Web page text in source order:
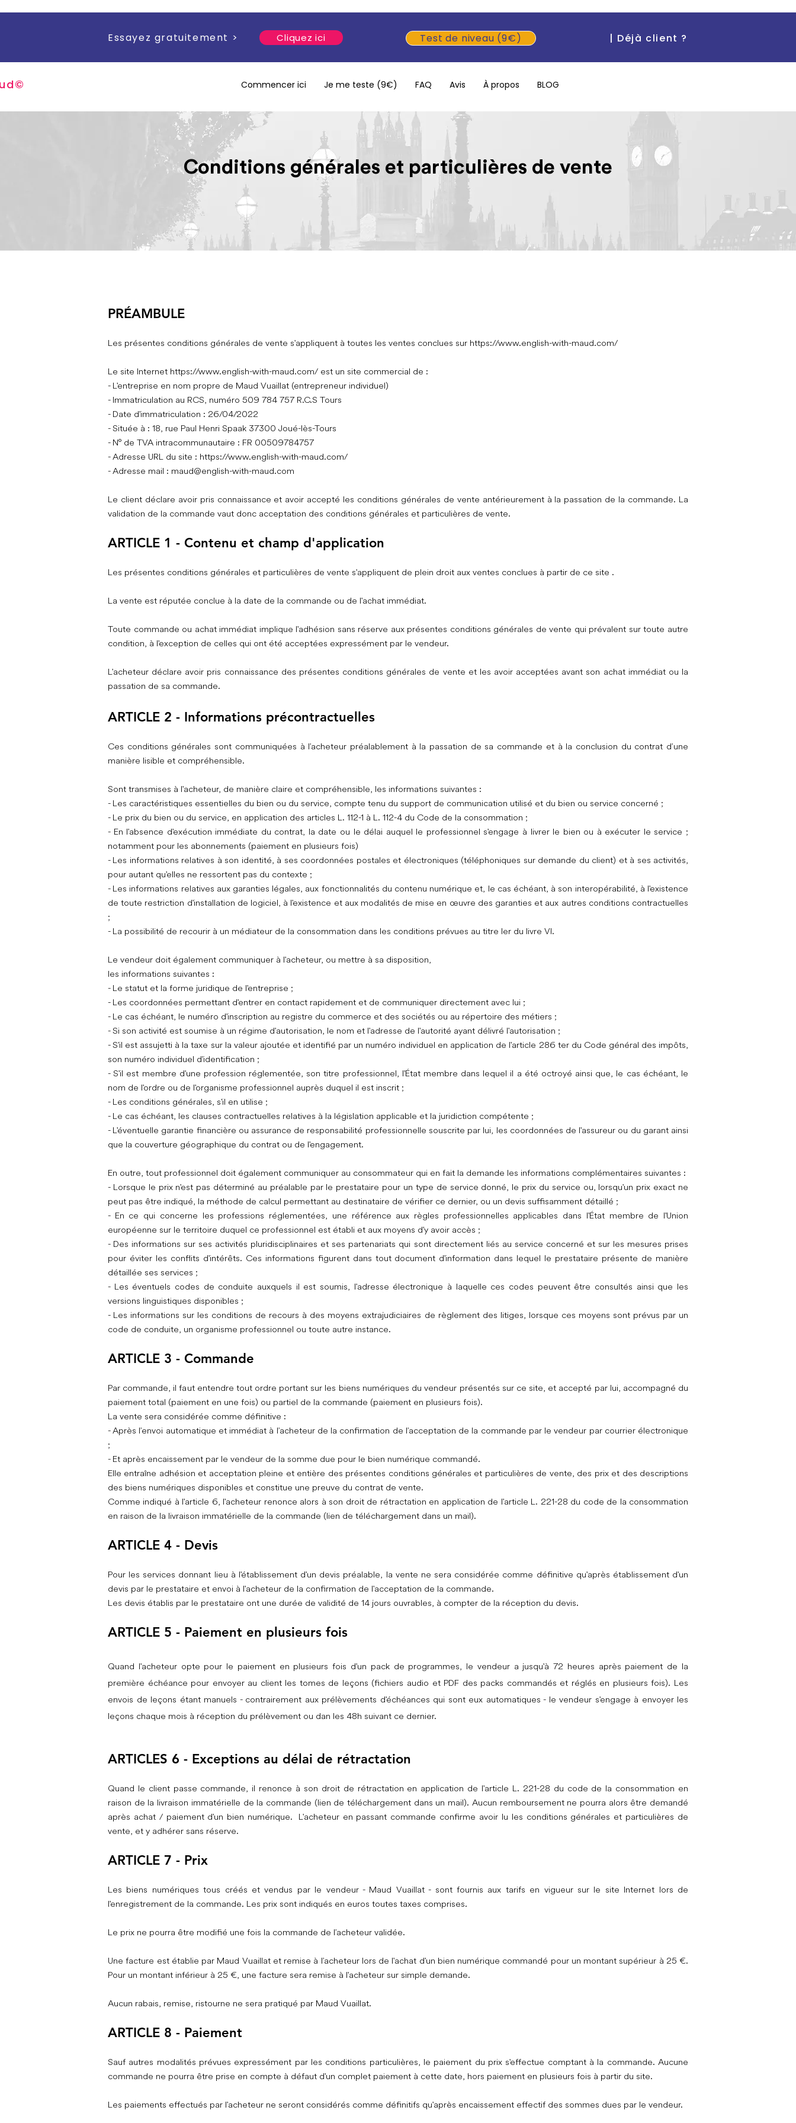
Essayez gratuitement > Cliquez ici Test de niveau (9€) | Déjà client ?
d© Commencer ici Je me teste (9€) FAQ Avis À propos BLOG
Conditions générales et particulières de vente
PRÉAMBULE
Les présentes conditions générales de vente s'appliquent à toutes les ventes conclues sur https://www.english-with-maud.com/
Le site Internet https://www.english-with-maud.com/ est un site commercial de :
- L'entreprise en nom propre de Maud Vuaillat (entrepreneur individuel)
- Immatriculation au RCS, numéro 509 784 757 R.C.S Tours
- Date d'immatriculation : 26/04/2022
- Située à : 18, rue Paul Henri Spaak 37300 Joué-lès-Tours
- N° de TVA intracommunautaire : FR 00509784757
- Adresse URL du site : https://www.english-with-maud.com/
- Adresse mail : maud@english-with-maud.com
Le client déclare avoir pris connaissance et avoir accepté les conditions générales de vente antérieurement à la passation de la commande. La
validation de la commande vaut donc acceptation des conditions générales et particulières de vente.
ARTICLE 1 - Contenu et champ d'application
Les présentes conditions générales et particulières de vente s'appliquent de plein droit aux ventes conclues à partir de ce site .
La vente est réputée conclue à la date de la commande ou de l'achat immédiat.
Toute commande ou achat immédiat implique l'adhésion sans réserve aux présentes conditions générales de vente qui prévalent sur toute autre
condition, à l'exception de celles qui ont été acceptées expressément par le vendeur.
L'acheteur déclare avoir pris connaissance des présentes conditions générales de vente et les avoir acceptées avant son achat immédiat ou la
passation de sa commande.
ARTICLE 2 - Informations précontractuelles
Ces conditions générales sont communiquées à l’acheteur préalablement à la passation de sa commande et à la conclusion du contrat d’une
manière lisible et compréhensible.
Sont transmises à l'acheteur, de manière claire et compréhensible, les informations suivantes :
- Les caractéristiques essentielles du bien ou du service, compte tenu du support de communication utilisé et du bien ou service concerné ;
- Le prix du bien ou du service, en application des articles L. 112-1 à L. 112-4 du Code de la consommation ;
- En l'absence d'exécution immédiate du contrat, la date ou le délai auquel le professionnel s'engage à livrer le bien ou à exécuter le service ;
notamment pour les abonnements (paiement en plusieurs fois)
- Les informations relatives à son identité, à ses coordonnées postales et électroniques (téléphoniques sur demande du client) et à ses activités,
pour autant qu'elles ne ressortent pas du contexte ;
- Les informations relatives aux garanties légales, aux fonctionnalités du contenu numérique et, le cas échéant, à son interopérabilité, à l'existence
de toute restriction d'installation de logiciel, à l'existence et aux modalités de mise en œuvre des garanties et aux autres conditions contractuelles
;
- La possibilité de recourir à un médiateur de la consommation dans les conditions prévues au titre Ier du livre VI.
Le vendeur doit également communiquer à l'acheteur, ou mettre à sa disposition,
les informations suivantes :
- Le statut et la forme juridique de l'entreprise ;
- Les coordonnées permettant d'entrer en contact rapidement et de communiquer directement avec lui ;
- Le cas échéant, le numéro d'inscription au registre du commerce et des sociétés ou au répertoire des métiers ;
- Si son activité est soumise à un régime d'autorisation, le nom et l'adresse de l'autorité ayant délivré l'autorisation ;
- S'il est assujetti à la taxe sur la valeur ajoutée et identifié par un numéro individuel en application de l'article 286 ter du Code général des impôts,
son numéro individuel d'identification ;
- S'il est membre d'une profession réglementée, son titre professionnel, l'État membre dans lequel il a été octroyé ainsi que, le cas échéant, le
nom de l'ordre ou de l'organisme professionnel auprès duquel il est inscrit ;
- Les conditions générales, s'il en utilise ;
- Le cas échéant, les clauses contractuelles relatives à la législation applicable et la juridiction compétente ;
- L'éventuelle garantie financière ou assurance de responsabilité professionnelle souscrite par lui, les coordonnées de l'assureur ou du garant ainsi
que la couverture géographique du contrat ou de l'engagement.
En outre, tout professionnel doit également communiquer au consommateur qui en fait la demande les informations complémentaires suivantes :
- Lorsque le prix n'est pas déterminé au préalable par le prestataire pour un type de service donné, le prix du service ou, lorsqu'un prix exact ne
peut pas être indiqué, la méthode de calcul permettant au destinataire de vérifier ce dernier, ou un devis suffisamment détaillé ;
- En ce qui concerne les professions réglementées, une référence aux règles professionnelles applicables dans l'État membre de l'Union
européenne sur le territoire duquel ce professionnel est établi et aux moyens d'y avoir accès ;
- Des informations sur ses activités pluridisciplinaires et ses partenariats qui sont directement liés au service concerné et sur les mesures prises
pour éviter les conflits d'intérêts. Ces informations figurent dans tout document d'information dans lequel le prestataire présente de manière
détaillée ses services ;
- Les éventuels codes de conduite auxquels il est soumis, l'adresse électronique à laquelle ces codes peuvent être consultés ainsi que les
versions linguistiques disponibles ;
- Les informations sur les conditions de recours à des moyens extrajudiciaires de règlement des litiges, lorsque ces moyens sont prévus par un
code de conduite, un organisme professionnel ou toute autre instance.
ARTICLE 3 - Commande
Par commande, il faut entendre tout ordre portant sur les biens numériques du vendeur présentés sur ce site, et accepté par lui, accompagné du
paiement total (paiement en une fois) ou partiel de la commande (paiement en plusieurs fois).
La vente sera considérée comme définitive :
- Après l’envoi automatique et immédiat à l’acheteur de la confirmation de l’acceptation de la commande par le vendeur par courrier électronique
;
- Et après encaissement par le vendeur de la somme due pour le bien numérique commandé.
Elle entraîne adhésion et acceptation pleine et entière des présentes conditions générales et particulières de vente, des prix et des descriptions
des biens numériques disponibles et constitue une preuve du contrat de vente.
Comme indiqué à l'article 6, l'acheteur renonce alors à son droit de rétractation en application de l'article L. 221-28 du code de la consommation
en raison de la livraison immatérielle de la commande (lien de téléchargement dans un mail).
ARTICLE 4 - Devis
Pour les services donnant lieu à l'établissement d'un devis préalable, la vente ne sera considérée comme définitive qu'après établissement d'un
devis par le prestataire et envoi à l'acheteur de la confirmation de l'acceptation de la commande.
Les devis établis par le prestataire ont une durée de validité de 14 jours ouvrables, à compter de la réception du devis.
ARTICLE 5 - Paiement en plusieurs fois
Quand l'acheteur opte pour le paiement en plusieurs fois d'un pack de programmes, le vendeur a jusqu'à 72 heures après paiement de la
première échéance pour envoyer au client les tomes de leçons (fichiers audio et PDF des packs commandés et réglés en plusieurs fois). Les
envois de leçons étant manuels - contrairement aux prélèvements d'échéances qui sont eux automatiques - le vendeur s'engage à envoyer les
leçons chaque mois à réception du prélèvement ou dan les 48h suivant ce dernier.
ARTICLES 6 - Exceptions au délai de rétractation
Quand le client passe commande, il renonce à son droit de rétractation en application de l'article L. 221-28 du code de la consommation en
raison de la livraison immatérielle de la commande (lien de téléchargement dans un mail). Aucun remboursement ne pourra alors être demandé
après achat / paiement d'un bien numérique. L'acheteur en passant commande confirme avoir lu les conditions générales et particulières de
vente, et y adhérer sans réserve.
ARTICLE 7 - Prix
Les biens numériques tous créés et vendus par le vendeur - Maud Vuaillat - sont fournis aux tarifs en vigueur sur le site Internet lors de
l'enregistrement de la commande. Les prix sont indiqués en euros toutes taxes comprises.
Le prix ne pourra être modifié une fois la commande de l’acheteur validée.
Une facture est établie par Maud Vuaillat et remise à l’acheteur lors de l'achat d'un bien numérique commandé pour un montant supérieur à 25 €.
Pour un montant inférieur à 25 €, une facture sera remise à l'acheteur sur simple demande.
Aucun rabais, remise, ristourne ne sera pratiqué par Maud Vuaillat.
ARTICLE 8 - Paiement
Sauf autres modalités prévues expressément par les conditions particulières, le paiement du prix s'effectue comptant à la commande. Aucune
commande ne pourra être prise en compte à défaut d'un complet paiement à cette date, hors paiement en plusieurs fois à partir du site.
Les paiements effectués par l'acheteur ne seront considérés comme définitifs qu'après encaissement effectif des sommes dues par le vendeur.